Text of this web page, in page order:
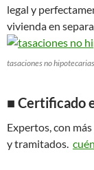
legal y
vivienda en
tasaciones no hipotecarias
■ Certificado
Expertos, con
y tramitados.